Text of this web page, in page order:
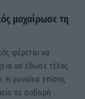
μαχαίρωσε τη
φέρεται να
να έδωσε τέλος
Η γυναίκα επίσης
σε σοβαρή